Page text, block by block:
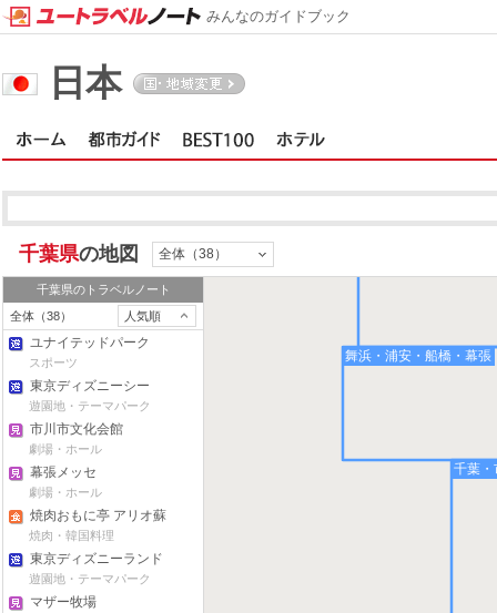
日本
千葉県の地図 全体（38）
千葉県のトラベルノート
全体（38）
人気順
ユナイテッドパーク
スポーツ
東京ディズニーシー
遊園地・テーマパーク
市川市文化会館
劇場・ホール
幕張メッセ
劇場・ホール
焼肉おもに亭 アリオ蘇
我店
焼肉・韓国料理
東京ディズニーランド
遊園地・テーマパーク
マザー牧場
千葉・
舞浜・浦安・船橋・幕張
松戸・柏・野田
みんなのガイドブック